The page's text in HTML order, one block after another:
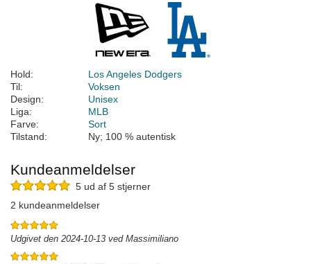
Hold:
Los Angeles Dodgers
Til:
Voksen
Design:
Unisex
Liga:
MLB
Farve:
Sort
Tilstand:
Ny; 100 % autentisk
Kundeanmeldelser
5 ud af 5 stjerner
2 kundeanmeldelser
Udgivet den 2024-10-13 ved Massimiliano